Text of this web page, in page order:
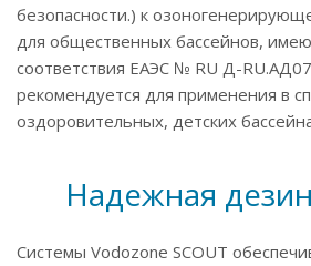
безопасности.) к
для общественных бассейнов,
соответствия ЕАЭС № RU Д-
рекомендуется для применения в
оздоровительных, детских
Надежная
Системы Vodozone SCOUT